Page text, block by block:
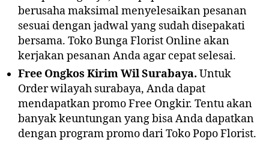
berusaha maksimal menyelesaikan pesanan
sesuai dengan jadwal yang sudah disepakati
bersama. Toko Bunga Florist Online akan
kerjakan pesanan Anda agar cepat selesai.
Free Ongkos Kirim Wil Surabaya. Untuk
Order wilayah surabaya, Anda dapat
mendapatkan promo Free Ongkir. Tentu akan
banyak keuntungan yang bisa Anda dapatkan
dengan program promo dari Toko Popo Florist.